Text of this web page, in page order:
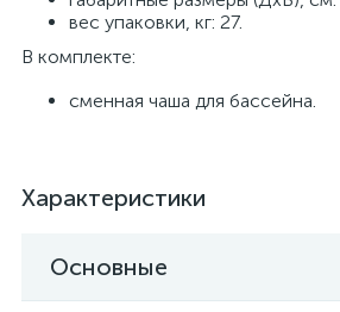
вес упаковки, кг: 27.
В комплекте:
сменная чаша для бассейна.
Характеристики
Основные